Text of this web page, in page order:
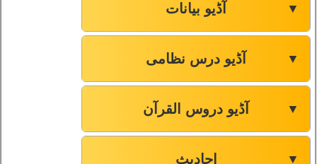
آڈیو بیانات ▼
آڈیو درس نظامی ▼
آڈیو دروس القرآن ▼
احادیث ▼